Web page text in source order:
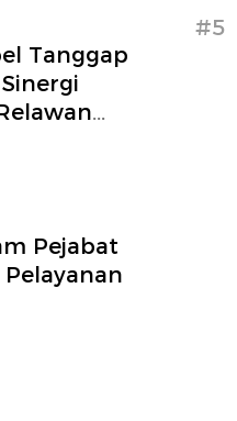
Tanggap
Pejabat
#5